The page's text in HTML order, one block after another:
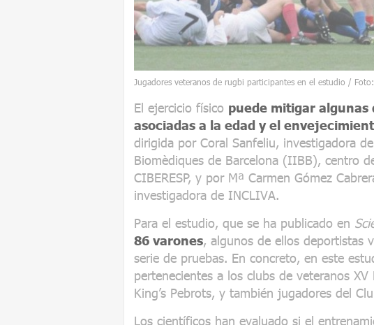
Jugadores veteranos de rugbi participantes en el estudio / Foto:
El ejercicio físico puede mitigar algunas
asociadas a la edad y el
dirigida por Coral Sanfeliu, investigadora
Biomèdiques de Barcelona (IIBB), centro
CIBERESP, y por Mª Carmen Gómez
investigadora de INCLIVA.
Para el estudio, que se ha publicado en
86 varones, algunos de ellos deportistas
serie de pruebas. En concreto, en este
pertenecientes a los clubs de veteranos
King’s Pebrots, y también jugadores del
Los científicos han evaluado si el